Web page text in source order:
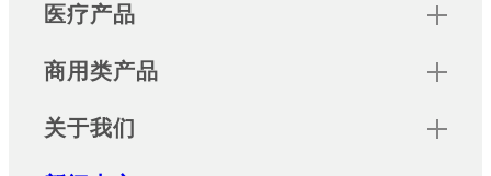
医疗产品
商用类产品
关于我们